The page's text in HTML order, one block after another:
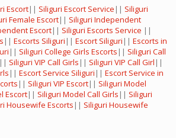
Escort|| Siliguri Escort Service || Siliguri
Female Escort|| Siliguri Independent
Escort|| Siliguri Escorts Service ||
|| Escorts Siliguri || Escort Siliguri || Escorts in
|| Siliguri College Girls Escorts || Siliguri Call
|| Siliguri VIP Call Girls || Siliguri VIP Call Girl ||
|| Escort Service Siliguri || Escort Service in
|| Siliguri VIP Escort|| Siliguri Model
Escort|| Siliguri Model Call Girls || Siliguri
Housewife Escorts || Siliguri Housewife